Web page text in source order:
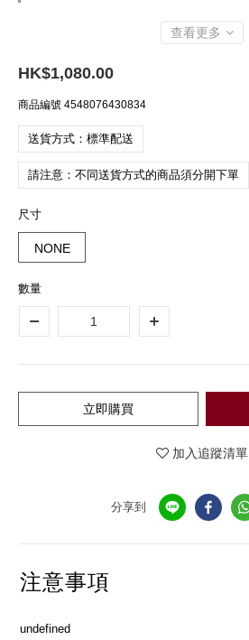
查看更多
HK$1,080.00
商品編號 4548076430834
送貨方式：標準配送
請注意：不同送貨方式的商品須分開下單
尺寸
NONE
數量
立即購買
加入追蹤清單
分享到
注意事項
undefined